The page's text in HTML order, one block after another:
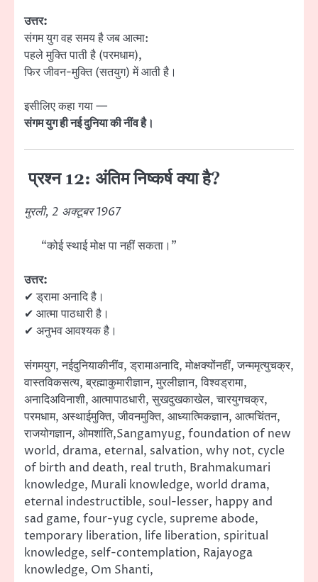
उत्तर:
संगम युग वह समय है जब आत्मा:
पहले मुक्ति पाती है (परमधाम),
फिर जीवन-मुक्ति (सतयुग) में आती है।
इसीलिए कहा गया —
संगम युग ही नई दुनिया की नींव है।
प्रश्न 12: अंतिम निष्कर्ष क्या है?
मुरली, 2 अक्टूबर 1967
“कोई स्थाई मोक्ष पा नहीं सकता।”
उत्तर:
✔ ड्रामा अनादि है।
✔ आत्मा पाठधारी है।
✔ अनुभव आवश्यक है।
संगमयुग, नईदुनियाकीनींव, ड्रामाअनादि, मोक्षक्योंनहीं, जन्ममृत्युचक्र,
वास्तविकसत्य, ब्रह्माकुमारीज्ञान, मुरलीज्ञान, विश्वड्रामा,
अनादिअविनाशी, आत्मापाठधारी, सुखदुखकाखेल, चारयुगचक्र,
परमधाम, अस्थाईमुक्ति, जीवनमुक्ति, आध्यात्मिकज्ञान, आत्मचिंतन,
राजयोगज्ञान, ओमशांति,Sangamyug, foundation of new
world, drama, eternal, salvation, why not, cycle
of birth and death, real truth, Brahmakumari
knowledge, Murali knowledge, world drama,
eternal indestructible, soul-lesser, happy and
sad game, four-yug cycle, supreme abode,
temporary liberation, life liberation, spiritual
knowledge, self-contemplation, Rajayoga
knowledge, Om Shanti,